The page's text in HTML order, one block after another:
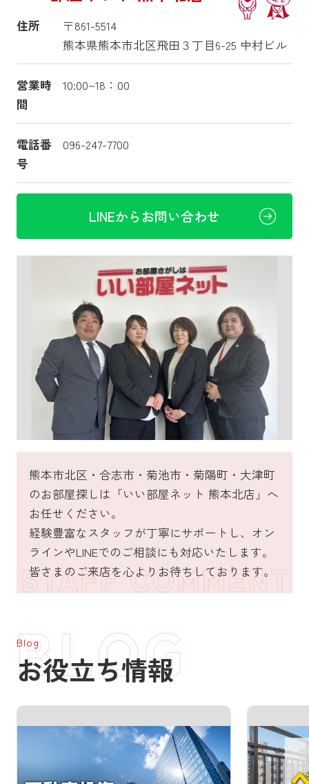
住所
〒861-5514
熊本県熊本市北区飛田３丁目6-25 中村ビル
営業時
間
10:00~18：00
電話番
号
096-247-7700
LINEからお問い合わせ
熊本市北区・合志市・菊池市・菊陽町・大津町
のお部屋探しは「いい部屋ネット 熊本北店」へ
お任せください。
経験豊富なスタッフが丁寧にサポートし、オン
ラインやLINEでのご相談にも対応いたします。
皆さまのご来店を心よりお待ちしております。
Blog
お役立ち情報